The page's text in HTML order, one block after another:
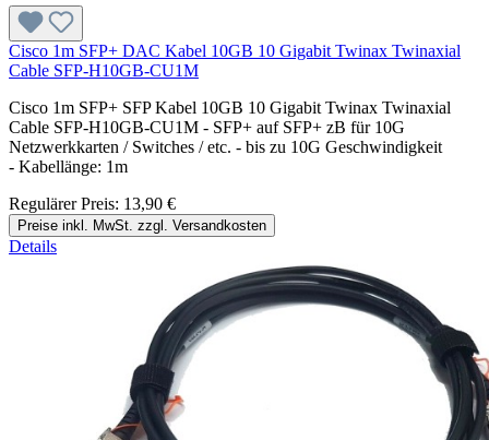
Cisco 1m SFP+ DAC Kabel 10GB 10 Gigabit Twinax Twinaxial
Cable SFP-H10GB-CU1M
Cisco 1m SFP+ SFP Kabel 10GB 10 Gigabit Twinax Twinaxial
Cable SFP-H10GB-CU1M - SFP+ auf SFP+ zB für 10G
Netzwerkkarten / Switches / etc. - bis zu 10G Geschwindigkeit
- Kabellänge: 1m
Regulärer Preis: 13,90 €
Preise inkl. MwSt. zzgl. Versandkosten
Details